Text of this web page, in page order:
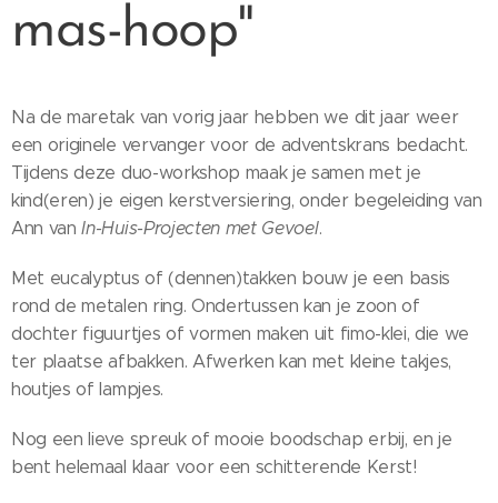
mas-hoop"
Na de maretak van vorig jaar hebben we dit jaar weer
een originele vervanger voor de adventskrans bedacht.
Tijdens deze duo-workshop maak je samen met je
kind(eren) je eigen kerstversiering, onder begeleiding van
Ann vanIn-Huis-Projecten met Gevoel.
Met eucalyptus of (dennen)takken bouw je een basis
rond de metalen ring. Ondertussen kan je zoon of
dochter figuurtjes of vormen maken uit fimo-klei, die we
ter plaatse afbakken. Afwerken kan met kleine takjes,
houtjes of lampjes.
Nog een lieve spreuk of mooie boodschap erbij, en je
bent helemaal klaar voor een schitterende Kerst!